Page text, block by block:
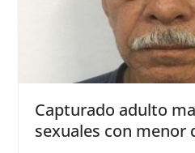
Capturado adulto
sexuales con menor